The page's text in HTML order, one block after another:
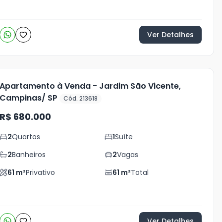
Ver Detalhes
Apartamento à Venda - Jardim São Vicente,
Campinas/ SP
Cód. 213618
R$ 680.000
2Quartos 1Suíte
2Banheiros 2Vagas
61 m²Privativo 61 m²Total